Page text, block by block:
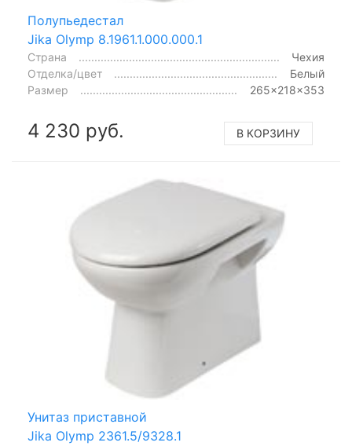
Полупьедестал
Jika Olymp 8.1961.1.000.000.1
Страна
Чехия
Отделка/цвет
Белый
Размер
265x218x353
4 230 руб. В КОРЗИНУ
Унитаз приставной
Jika Olymp 2361.5/9328.1